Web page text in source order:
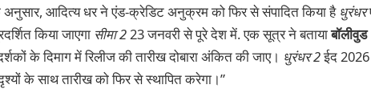
अनुसार, आदित्य धर ने एंड-क्रेडिट अनुक्रम को फिर से संपादित किया है धुरंधर
किया जाएगा सीमा 223 जनवरी से पूरे देश में. एक सूत्र ने बतायाबॉलीवुड
के दिमाग में रिलीज की तारीख दोबारा अंकित की जाए। धुरंधर 2ईद 2026
के साथ तारीख को फिर से स्थापित करेगा।”